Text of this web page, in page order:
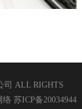
司 ALL RIGHTS
络 苏ICP备20034944